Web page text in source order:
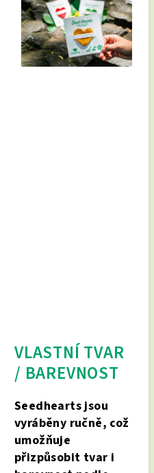
VLASTNÍ TVAR
/ BAREVNOST
Seedhearts jsou
vyráběny ručně, což
umožňuje
přizpůsobit tvar i